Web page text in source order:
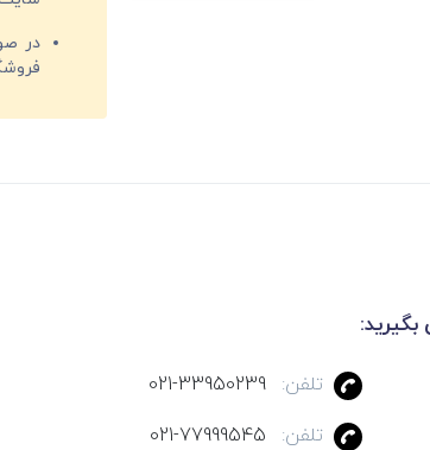
تلفن:
021-33950239
تلفن:
021-77999545